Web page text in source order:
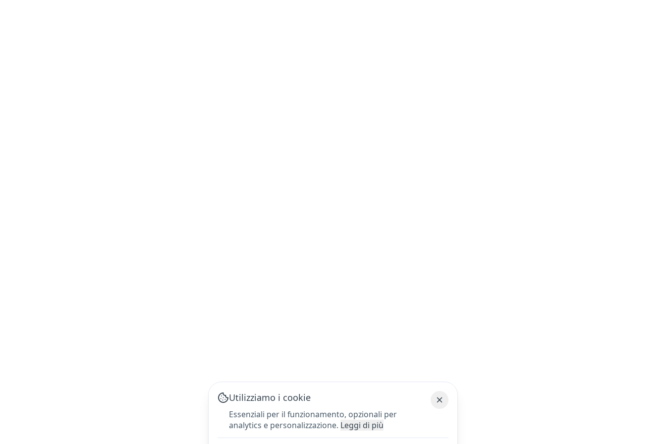
Utilizziamo i cookie
Essenziali per il funzionamento, opzionali per
analytics e personalizzazione. Leggi di più